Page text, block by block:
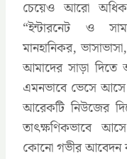
চেয়েও আরো
“ইন্টারনেট ও
মানহানিকর,
আমাদের সাড়া দিতে
এমনভাবে ভেসে আসে
আরেকটি নিউজের
তাৎক্ষণিকভাবে
কোনো গভীর আবেদন